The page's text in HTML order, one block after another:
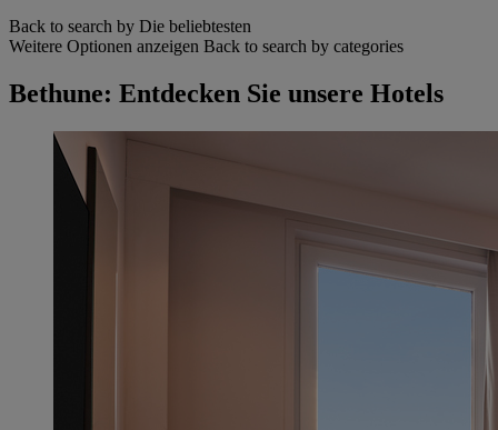
Back to search by Die beliebtesten
Weitere Optionen anzeigen Back to search by categories
Bethune: Entdecken Sie unsere Hotels